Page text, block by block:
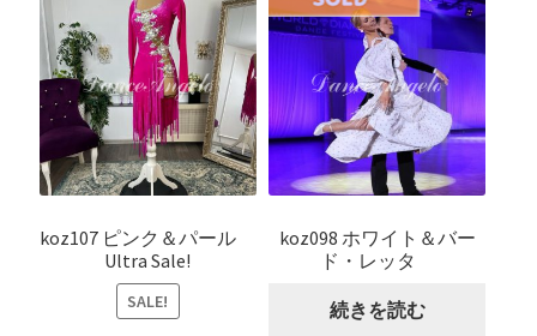
koz107 ピンク＆パール
Ultra Sale!
SALE!
koz098 ホワイト＆バー
ド・レッタ
続きを読む